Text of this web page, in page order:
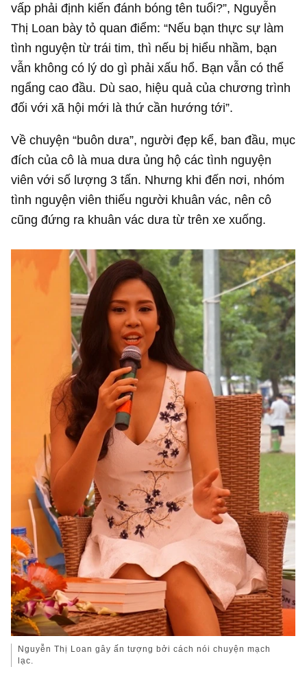
vấp phải định kiến đánh bóng tên tuổi?”, Nguyễn
Thị Loan bày tỏ quan điểm: “Nếu bạn thực sự làm
tình nguyện từ trái tim, thì nếu bị hiểu nhầm, bạn
vẫn không có lý do gì phải xấu hổ. Bạn vẫn có thể
ngẩng cao đầu. Dù sao, hiệu quả của chương trình
đối với xã hội mới là thứ cần hướng tới”.
Về chuyện “buôn dưa”, người đẹp kể, ban đầu, mục
đích của cô là mua dưa ủng hộ các tình nguyện
viên với số lượng 3 tấn. Nhưng khi đến nơi, nhóm
tình nguyện viên thiếu người khuân vác, nên cô
cũng đứng ra khuân vác dưa từ trên xe xuống.
Nguyễn Thị Loan gây ấn tượng bởi cách nói chuyện mạch
lạc.